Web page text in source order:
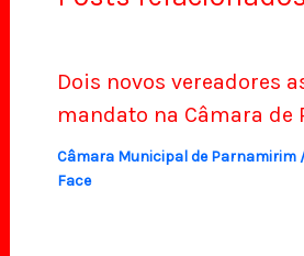
Dois novos vereadores
mandato na Câmara de
Câmara Municipal de Parnamirim/
Face